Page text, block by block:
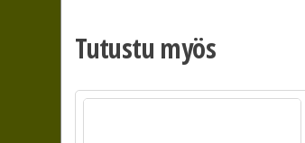
Tutustu myös